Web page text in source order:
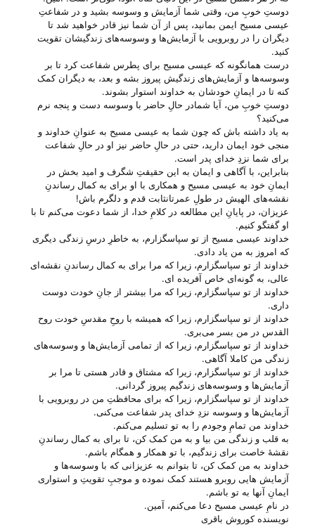
دوستِ خوبِ من، وقتی شما آزمایش و وسوسه بشید و در شفاعتِ
عیسی مسیح ایمن بمانید، پس از آن شما نیز قادر خواهید شد تا
دیگران را در روبرویی با آزمایش‌ها و وسوسه‌های زندگیشان تقویت
کنید.
درست همانگونه که عیسی مسیح برای پطرس شفاعت کرد تا بر
وسوسه‌ها و آزمایش‌های زندگیش پیروز بشه و بعد، به دیگران کمک
کنه تا در ایمانِ خودشان به خداوند استوار بشوند.
دوستِ خوبِ من، آیا شمادر حالِ حاضر با وسوسه دست و پنجه نرم
می‌‌کنید؟
به یاد داشته باش که چون شما به عیسی مسیح به عنوانِ خداوند و
منجی خود ایمان دارید، حتی در حالِ حاضر نیز او در حالِ شفاعت
برای شما نزدِ خدای پدر است.
بنابراین، با آگاهی و ایمان به این حقیقتِ شگرف و امید بخش در
ایمانِ خود به عیسی مسیح و همکاری با او برای به کمال رساندنِ
نقشه‌های الهیش در طولِ عمرتانثابت قدم و دلگرم باش!
عزیزان، در پایانِ این مطالعه در کلامِ خدا، از شما دعوت می‌‌کنم تا با
او گفتگو کنیم.
خداوند عیسی مسیح از تو سپاسگزارم، به خاطرِ درسِ زندگی دیگری
که امروز به من یاد دادی.
خداوند از تو سپاسگزارم، زیرا که مرا برای به کمال رساندنِ نقشه‌ای
عالی، به گونه‌ای خاص آفریده ای.
خداوند از تو سپاسگزارم، زیرا که مرا بیشتر از جانِ خودت دوست
داری.
خداوند از تو سپاسگزارم، زیرا که همیشه با روحِ مقدسِ خودت روح
القدس در من بسر می‌‌بری.
خداوند از تو سپاسگزارم، زیرا که از تمامی آزمایش‌ها و وسوسه‌های
زندگی من کاملا آگاهی.
خداوند از تو سپاسگزارم، زیرا که مشتاق و قادر هستی‌ تا مرا بر
آزمایش‌ها و وسوسه‌های زندگیم پیروز گردانی.
خداوند از تو سپاسگزارم، زیرا که برای محافظتِ من در روبرویی با
آزمایش‌ها و وسوسه نزدِ خدای پدر شفاعت می‌‌کنی.
خداوند من تمامِ وجودم را به تو تسلیم می‌‌کنم.
به قلب و زندگی من بیا و به من کمک کن، تا برای به کمال رساندنِ
نقشهٔ خاصت برای زندگیم، با تو همکار و همگام باشم.
خداوند به من کمک کن، تا بتوانم به عزیزانی که با وسوسه‌ها و
آزمایش هایی روبرو هستند کمک نموده و موجبِ تقویتِ و استواری
ایمانِ آنها به تو باشم.
در نامِ عیسی مسیح دعا می‌‌کنم، آمین.
نویسنده کوروش باقری